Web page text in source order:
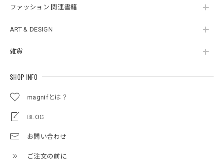
ファッション 関連書籍
ART & DESIGN
雑貨
SHOP INFO
magnifとは？
BLOG
お問い合わせ
ご注文の前に